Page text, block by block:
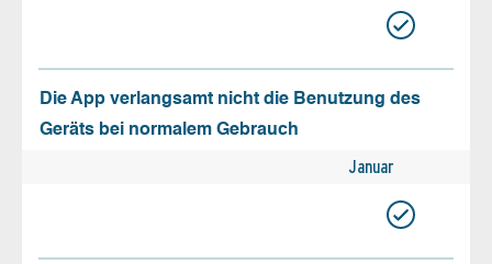
Die App verlangsamt nicht die Benutzung des
Geräts bei normalem Gebrauch
Januar